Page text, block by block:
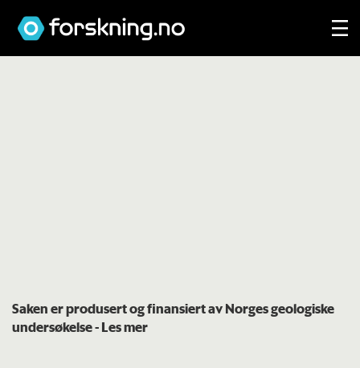
Saken er produsert og finansiert av Norges geologiske
undersøkelse- Les mer